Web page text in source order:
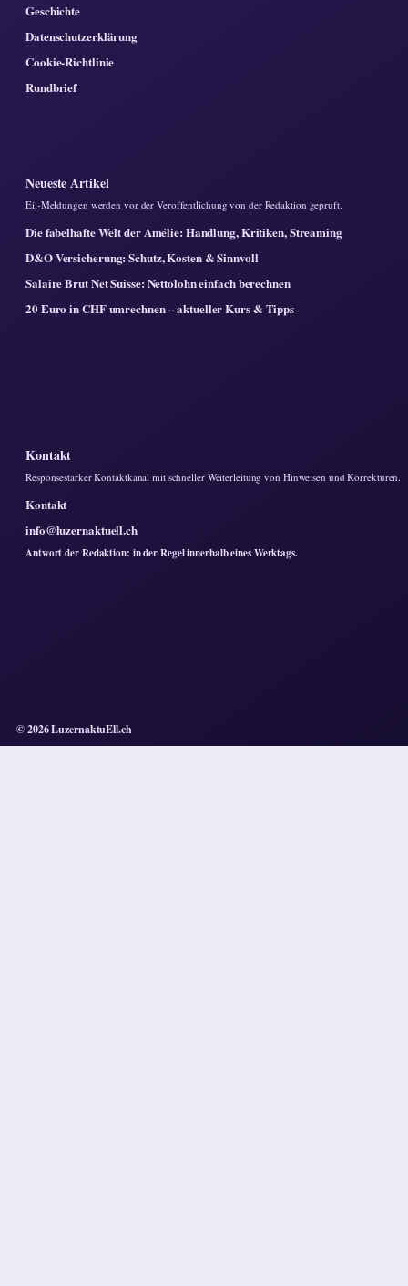
Geschichte
Datenschutzerklärung
Cookie-Richtlinie
Rundbrief
Neueste Artikel
Eil-Meldungen werden vor der Veroffentlichung von der Redaktion gepruft.
Die fabelhafte Welt der Amélie: Handlung, Kritiken, Streaming
D&O Versicherung: Schutz, Kosten & Sinnvoll
Salaire Brut Net Suisse: Nettolohn einfach berechnen
20 Euro in CHF umrechnen – aktueller Kurs & Tipps
Kontakt
Responsestarker Kontaktkanal mit schneller Weiterleitung von Hinweisen und Korrekturen.
Kontakt
info@luzernaktuell.ch
Antwort der Redaktion: in der Regel innerhalb eines Werktags.
© 2026 LuzernaktuEll.ch